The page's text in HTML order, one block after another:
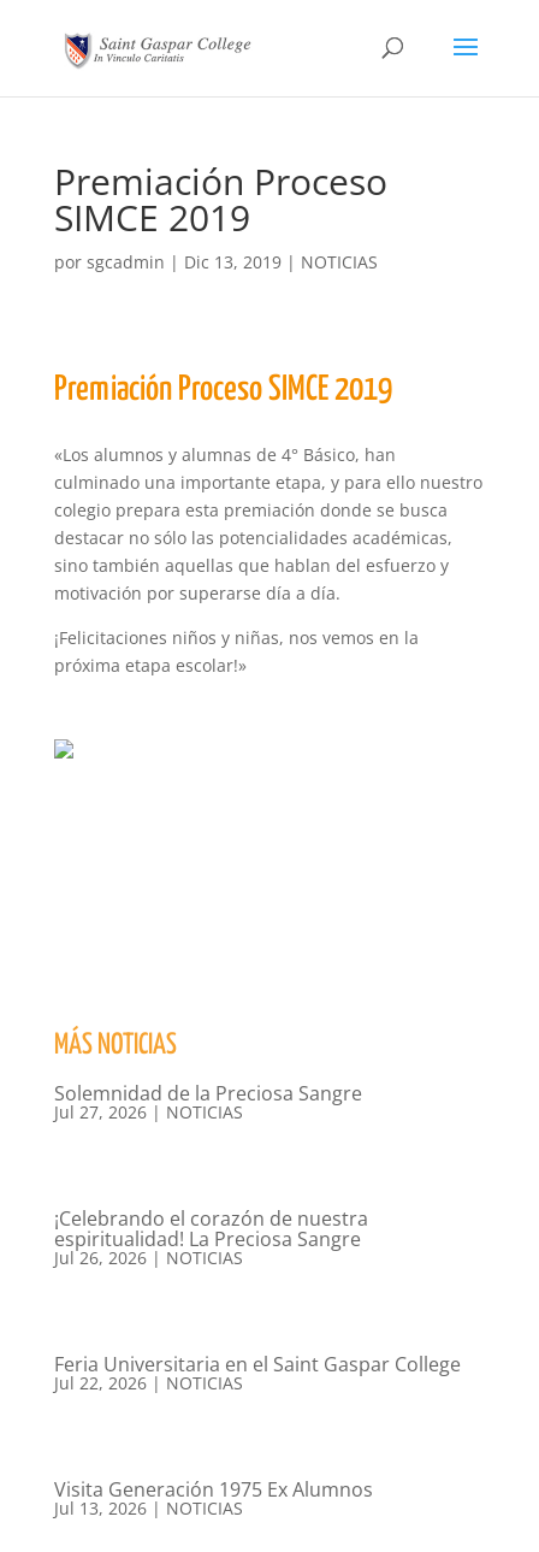
Premiación Proceso
SIMCE 2019
por sgcadmin | Dic 13, 2019| NOTICIAS
Premiación Proceso SIMCE 2019
«Los alumnos y alumnas de 4° Básico, han
culminado una importante etapa, y para ello nuestro
colegio prepara esta premiación donde se busca
destacar no sólo las potencialidades académicas,
sino también aquellas que hablan del esfuerzo y
motivación por superarse día a día.
¡Felicitaciones niños y niñas, nos vemos en la
próxima etapa escolar!»
MÁS NOTICIAS
Solemnidad de la Preciosa Sangre
Jul 27, 2026| NOTICIAS
¡Celebrando el corazón de nuestra
espiritualidad! La Preciosa Sangre
Jul 26, 2026| NOTICIAS
Feria Universitaria en el Saint Gaspar College
Jul 22, 2026| NOTICIAS
Visita Generación 1975 Ex Alumnos
Jul 13, 2026| NOTICIAS